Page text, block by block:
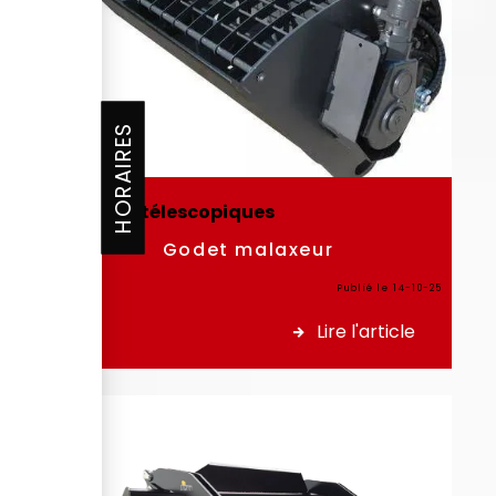
Chariots télescopiques
Godet malaxeur
Publié le 14-10-25
Lire l'article
HORAIRES